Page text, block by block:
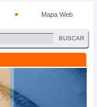
Mapa Web
BUSCAR